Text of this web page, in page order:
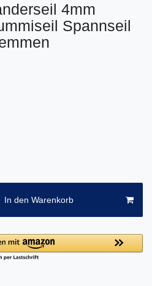
4mm
Spannseil
In den Warenkorb